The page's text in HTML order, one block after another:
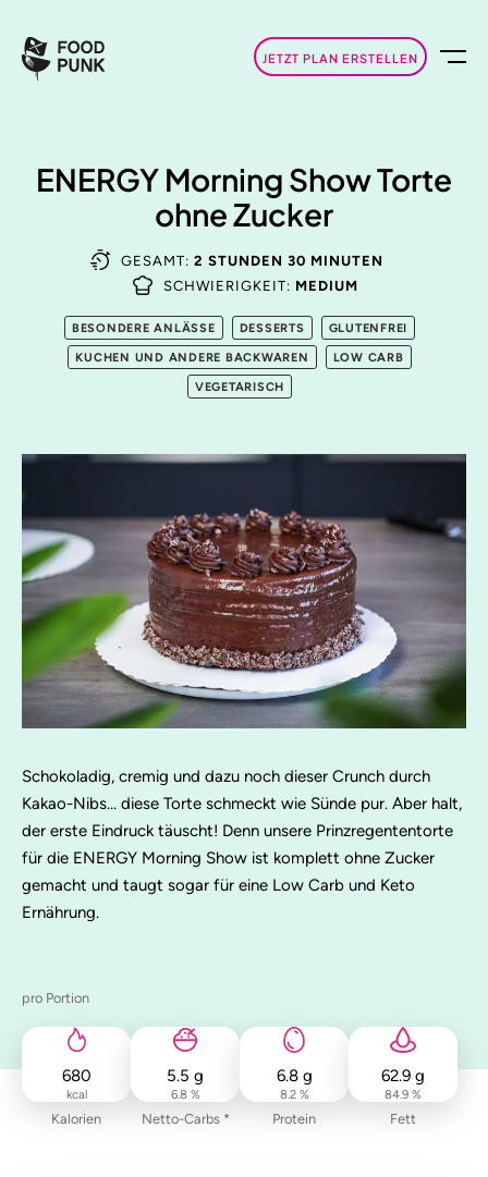
JETZT PLAN ERSTELLEN
ENERGY Morning Show Torte
ohne Zucker
GESAMT: 2 STUNDEN 30 MINUTEN
SCHWIERIGKEIT: MEDIUM
BESONDERE ANLÄSSE DESSERTS GLUTENFREI
KUCHEN UND ANDERE BACKWAREN LOW CARB
VEGETARISCH
Schokoladig, cremig und dazu noch dieser Crunch durch
Kakao-Nibs… diese Torte schmeckt wie Sünde pur. Aber halt,
der erste Eindruck täuscht! Denn unsere Prinzregententorte
für die ENERGY Morning Show ist komplett ohne Zucker
gemacht und taugt sogar für eine Low Carb und Keto
Ernährung.
pro Portion
680
kcal
Kalorien
5.5 g
6.8 %
Netto-Carbs *
6.8 g
8.2 %
Protein
62.9 g
84.9 %
Fett